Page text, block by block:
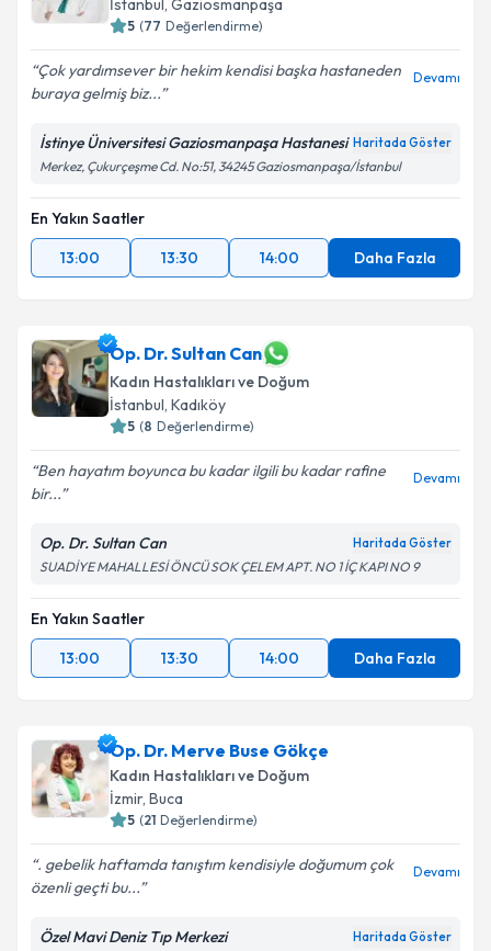
İstanbul , Gaziosmanpaşa
5 (77 Değerlendirme)
Çok yardımsever bir hekim kendisi başka hastaneden
buraya gelmiş biz...
Devamı
İstinye Üniversitesi Gaziosmanpaşa Hastanesi Haritada Göster
Merkez, Çukurçeşme Cd. No:51, 34245 Gaziosmanpaşa/İstanbul
En Yakın Saatler
13:00
13:30 14:00 Daha Fazla
Op. Dr. Sultan Can
Kadın Hastalıkları ve Doğum
İstanbul, Kadıköy
5 (8 Değerlendirme)
Ben hayatım boyunca bu kadar ilgili bu kadar rafine
bir...
Devamı
Op. Dr. Sultan Can Haritada Göster
SUADİYE MAHALLESİ ÖNCÜ SOK ÇELEM APT. NO 1 İÇ KAPI NO 9
En Yakın Saatler
13:00
13:30 14:00 Daha Fazla
Op. Dr. Merve Buse Gökçe
Kadın Hastalıkları ve Doğum
İzmir, Buca
5 (21 Değerlendirme)
. gebelik haftamda tanıştım kendisiyle doğumum çok
özenli geçti bu...
Devamı
Özel Mavi Deniz Tıp Merkezi Haritada Göster